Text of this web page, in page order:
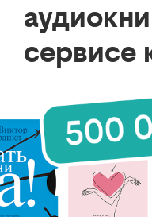
сервисе